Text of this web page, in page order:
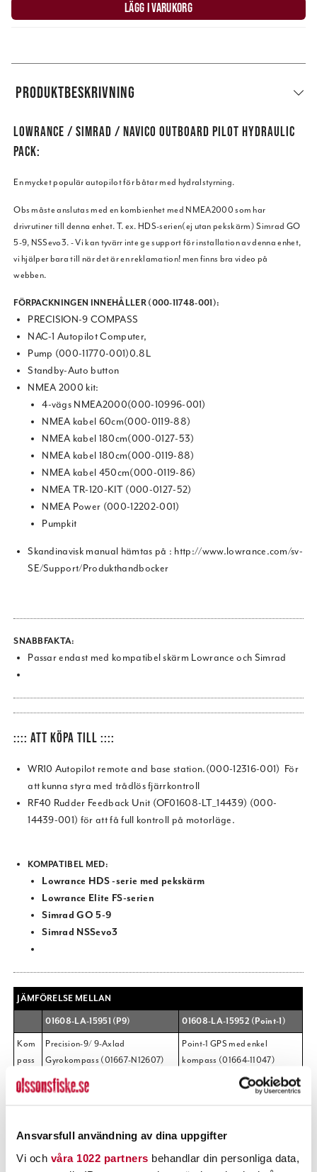
Ansvarsfull användning av dina uppgifter
Vi och våra 1022 partners behandlar din personliga data,
LÄGG I VARUKORG
PRODUKTBESKRIVNING
LOWRANCE / SIMRAD / NAVICO OUTBOARD PILOT HYDRAULIC
PACK:
En mycket populär autopilot för båtar med hydralstyrning.
Obs måste anslutas med en kombienhet med NMEA2000 som har
drivrutiner till denna enhet. T. ex. HDS-serien(ej utan pekskärm) Simrad GO
5-9, NSSevo3. - Vi kan tyvärr inte ge support för installation av denna enhet,
vi hjälper bara till när det är en reklamation! men finns bra video på
webben.
FÖRPACKNINGEN INNEHÅLLER (000-11748-001):
PRECISION-9 COMPASS
NAC-1 Autopilot Computer,
Pump (000-11770-001)0.8L
Standby-Auto button
NMEA 2000 kit:
4-vägs NMEA2000(000-10996-001)
NMEA kabel 60cm(000-0119-88)
NMEA kabel 180cm(000-0127-53)
NMEA kabel 180cm(000-0119-88)
NMEA kabel 450cm(000-0119-86)
NMEA TR-120-KIT (000-0127-52)
NMEA Power (000-12202-001)
Pumpkit
Skandinavisk manual hämtas på : http://www.lowrance.com/sv-
SE/Support/Produkthandbocker
SNABBFAKTA:
Passar endast med kompatibel skärm Lowrance och Simrad
:::: ATT KÖPA TILL ::::
WR10 Autopilot remote and base station.(000-12316-001) För
att kunna styra med trådlös fjärrkontroll
RF40 Rudder Feedback Unit (OF01608-LT_14439) (000-
14439-001) för att få full kontroll på motorläge.
KOMPATIBEL MED:
Lowrance HDS -serie med pekskärm
Lowrance Elite FS-serien
Simrad GO 5-9
Simrad NSSevo3
JÄMFÖRELSE MELLAN
01608-LA-15951 (P9)
01608-LA-15952 (Point-1)
Kom
pass
Precision-9/ 9-Axlad
Gyrokompass (01667-N12607)
Point-1 GPS med enkel
kompass (01664-11047)
Ger mycket stabilare gång vid
Funkar bra till öppen båt eller